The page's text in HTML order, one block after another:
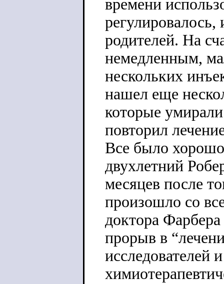
времени
родителей. На
немедленным,
нескольких
нашел еще
которые умирали
повторил
Все было
двухлетний
месяцев после
произошло со
доктора
прорыв в
исследователей